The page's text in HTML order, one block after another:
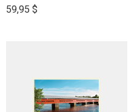
product
59,95 $